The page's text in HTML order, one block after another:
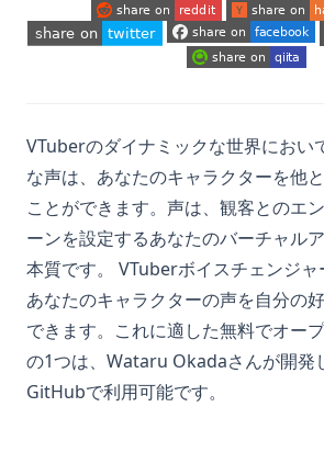
What is the Difference? Python vs
Anaconda Compared
Windows、Mac、LinuxのPythonのアッ
XGBoostとは、機械学習アルゴリズムのパ
Zen of Python: What It Is And How to
[Explained] How to GroupBy Dataframe
PySpark
[解説] Python、Pandas、PySparkでのデ
プ化方法
ipykernel: Jupyter Notebook 用の Python
ipykernel: The Python Kernel for Jupyter
(opens in a new tab)(opens in a
(opens in a new tab)(opens in a new tab)
VTuberのダイナミックな世界におい
な声は、あなたのキャラクターを他
ことができます。声は、観客とのエ
ーンを設定するあなたのバーチャル
本質です。 VTuberボイスチェンジャ
あなたのキャラクターの声を自分の
できます。これに適した無料でオー
の1つは、Wataru Okadaさんが開発
GitHubで利用可能です。